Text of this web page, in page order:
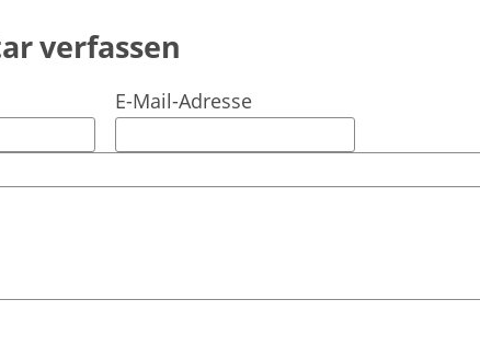
verfassen
E-Mail-Adresse